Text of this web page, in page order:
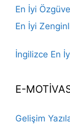
En İyi
En İyi
İngilizce En
E-
Gelişim